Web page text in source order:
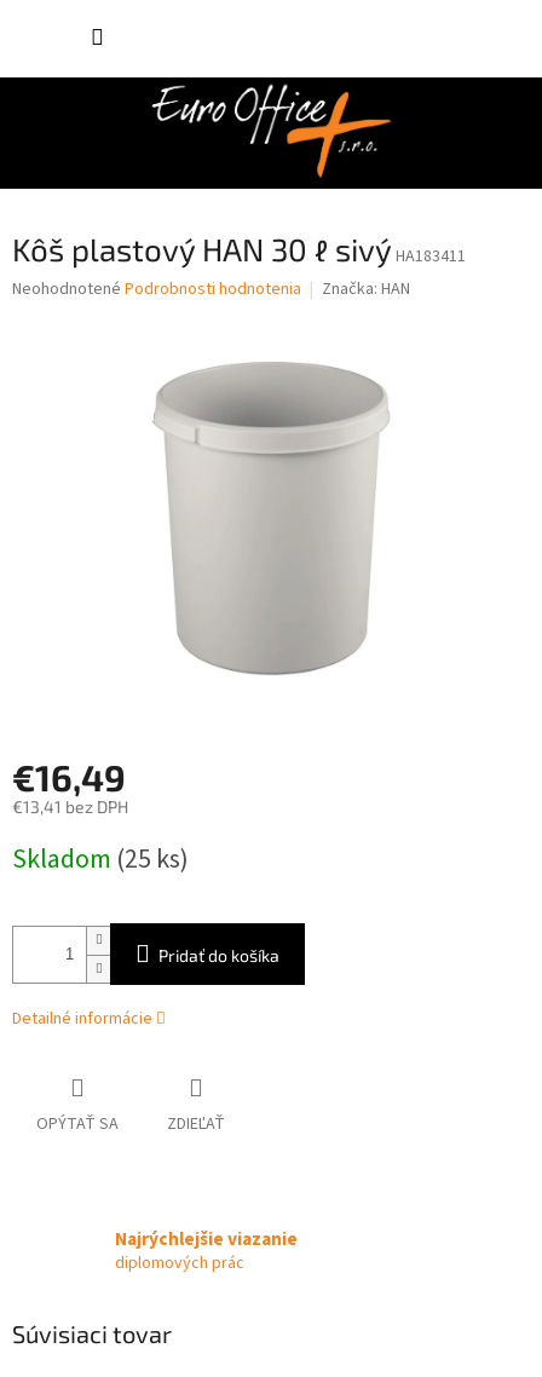
Kôš plastový HAN 30 ℓ sivý HA183411
Priemerné
Neohodnotené Podrobnosti hodnotenia Značka: HAN
€16,49
€13,41 bez DPH
cena:
Skladom (25 ks)
Pridať do košíka
Detailné informácie
OPÝTAŤ SA ZDIEĽAŤ
Najrýchlejšie viazanie
diplomových prác
Súvisiaci tovar